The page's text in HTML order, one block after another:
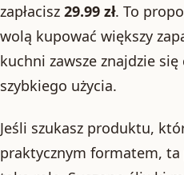
zapłacisz 29.99 zł. To
wolą kupować większy
kuchni zawsze znajdzie
szybkiego użycia.
Jeśli szukasz produktu,
praktycznym formatem, ta